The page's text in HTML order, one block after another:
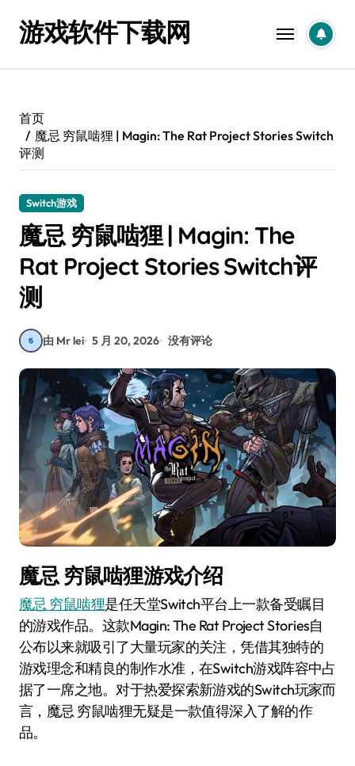
游戏软件下载网
首页
魔忌 穷鼠啮狸 | Magin: The Rat Project Stories Switch
评测
Switch游戏
魔忌 穷鼠啮狸 | Magin: The
Rat Project Stories Switch评
测
由 Mr lei 5 月 20, 2026 没有评论
魔忌 穷鼠啮狸游戏介绍
魔忌 穷鼠啮狸是任天堂Switch平台上一款备受瞩目
的游戏作品。这款Magin: The Rat Project Stories自
公布以来就吸引了大量玩家的关注，凭借其独特的
游戏理念和精良的制作水准，在Switch游戏阵容中占
据了一席之地。对于热爱探索新游戏的Switch玩家而
言，魔忌 穷鼠啮狸无疑是一款值得深入了解的作
品。